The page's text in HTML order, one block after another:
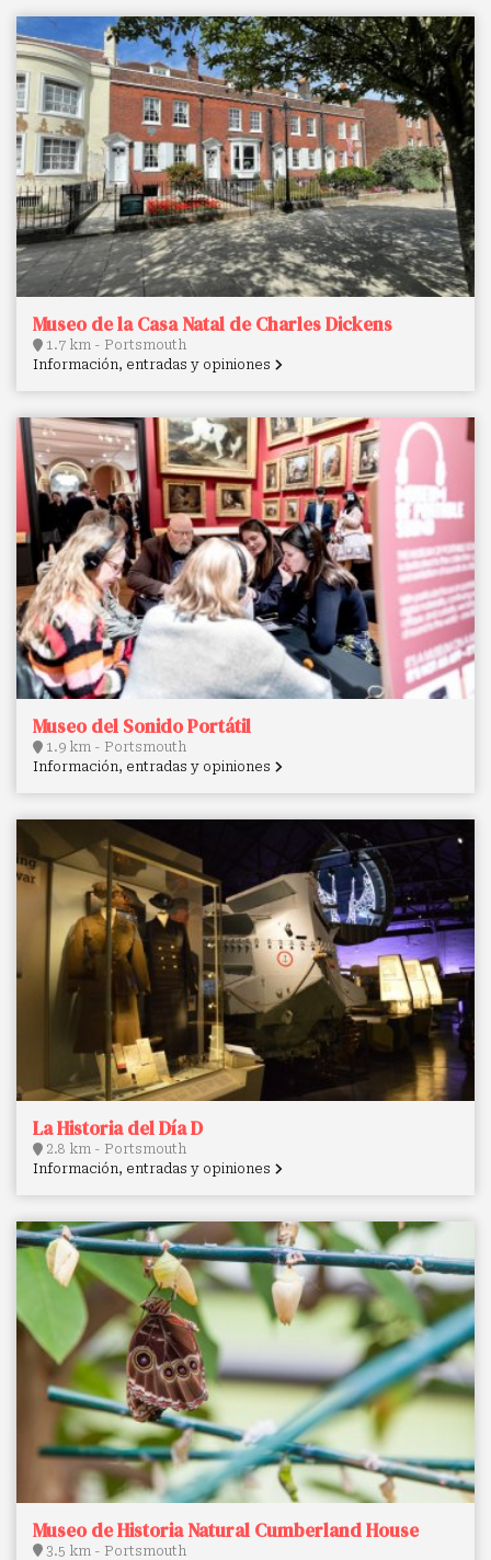
Museo de la Casa Natal de Charles Dickens
1.7 km - Portsmouth
Información, entradas y opiniones
Museo del Sonido Portátil
1.9 km - Portsmouth
Información, entradas y opiniones
La Historia del Día D
2.8 km - Portsmouth
Información, entradas y opiniones
Museo de Historia Natural Cumberland House
3.5 km - Portsmouth